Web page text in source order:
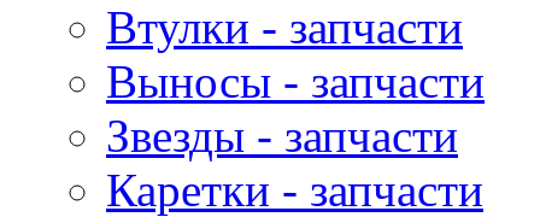
Втулки - запчасти
Выносы - запчасти
Звезды - запчасти
Каретки - запчасти